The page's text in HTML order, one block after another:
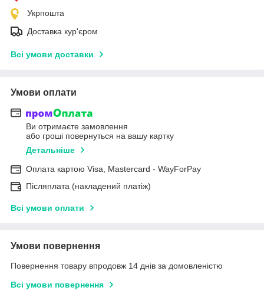
Укрпошта
Доставка кур'єром
Всі умови доставки
Умови оплати
Ви отримаєте замовлення
або гроші повернуться на вашу картку
Детальніше
Оплата картою Visa, Mastercard - WayForPay
Післяплата (накладений платіж)
Всі умови оплати
Умови повернення
Повернення товару впродовж 14 днів за домовленістю
Всі умови повернення